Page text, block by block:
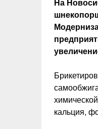
кальция,